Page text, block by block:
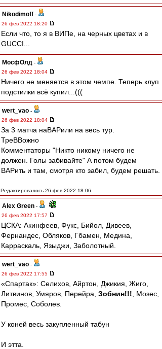
Nikodimoff -
26 фев 2022 18:20
Если что, то я в ВИПе, на черных цветах и в
GUCCI...
МосфОлд -
26 фев 2022 18:04
Ничего не меняется в этом чемпе. Теперь клуп
подстилки всё купил...(((
wert_vao -
26 фев 2022 18:04
За 3 матча наВАРили на весь тур.
ТреВВожно
Комментаторы "Никто никому ничего не
должен. Голы забивайте" А потом будем
ВАРить и там, смотря кто забил, будем решать.
Редактировалось 26 фев 2022 18:06
Alex Green -
26 фев 2022 17:57
ЦСКА: Акинфеев, Фукс, Бийол, Дивеев,
Фернандес, Обляков, Гбамен, Медина,
Карраскаль, Языджи, Заболотный.
wert_vao -
26 фев 2022 17:55
«Спартак»: Селихов, Айртон, Джикия, Жиго,
Литвинов, Умяров, Перейра, Зобнин!!! , Мозес,
Промес, Соболев.
У коней весь закупленный табун
И этта.